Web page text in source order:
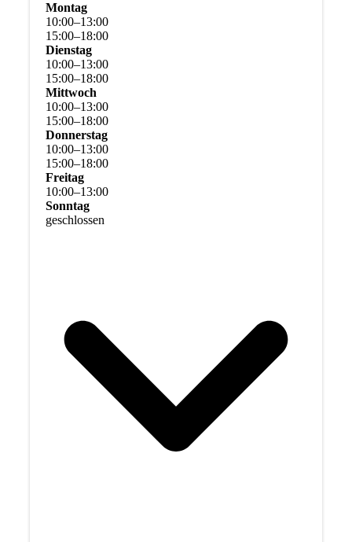
Montag
10:00–13:00
15:00–18:00
Dienstag
10:00–13:00
15:00–18:00
Mittwoch
10:00–13:00
15:00–18:00
Donnerstag
10:00–13:00
15:00–18:00
Freitag
10:00–13:00
Sonntag
geschlossen